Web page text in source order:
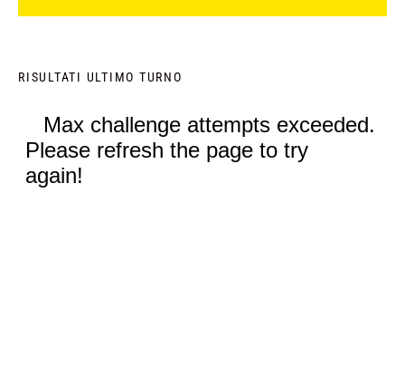
RISULTATI ULTIMO TURNO